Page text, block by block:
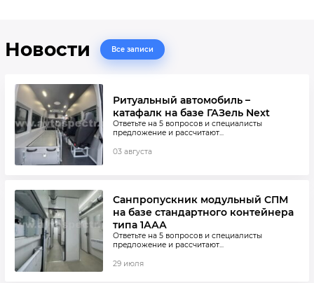
Особенности и преимущества нашего грузового транспорта
для местных климатических условий. Для производства
используется высокопрочная сталь 09г2С. В комплект включается
каркас, тент для каркаса, площадка для его обслуживания, съемные
лестницы, держатель запасного колеса. Наша продукция
комплектуется надежным оснащением популярных мировых
брендов:
Надежная запорная арматура, рассчитанная на большие
Оси, рассчитанные на нагрузку до 12 тонн. Предусмотрены
датчики ABS;
Съемные внутренние стойки, предназначенные для установки
бортов;
Бескамерное шасси односкатного типа;
Усиленные гидроцилиндры;
Новости Все записи
Ритуальный автомобиль –
катафалк на базе ГАЗель Next
Ответьте на 5 вопросов и специалисты
предложение и рассчитают...
03 августа
Санпропускник модульный СПМ
на базе стандартного контейнера
типа 1ААА
Ответьте на 5 вопросов и специалисты
предложение и рассчитают...
29 июля